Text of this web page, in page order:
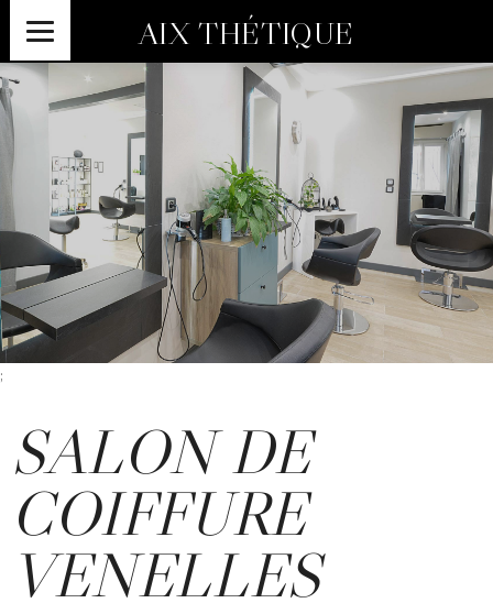
AIX THÉTIQUE
;
SALON DE
COIFFURE
VENELLES